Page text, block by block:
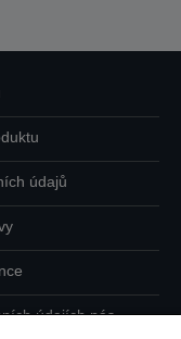
údajů
údajích nás